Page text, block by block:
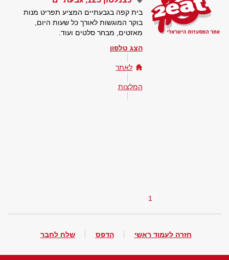
בית קפה בגבעתיים המציע תפריט מנות
בוקר המוגשות לאורך כל שעות היום,
מאזטים, מבחר סלטים ועוד.
הצג טלפון
לאתר
המלצות
1
חזרה לעמוד ראשי הדפס שלח לחבר